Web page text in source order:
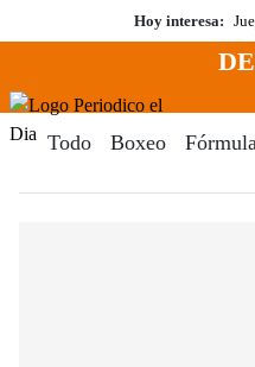
al
Hoy interesa:
Menú
Todo Boxeo